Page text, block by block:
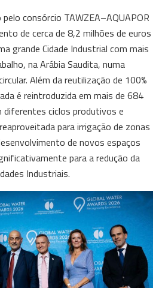
consórcio TAWZEA–AQUAPOR
de cerca de 8,2 milhões de euros
grande Cidade Industrial com mais
na Arábia Saudita, numa
Além da reutilização de 100%
é reintroduzida em mais de 684
diferentes ciclos produtivos e
para irrigação de zonas
de novos espaços
para a redução da
Industriais.